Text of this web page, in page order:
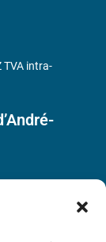
TVA intra-